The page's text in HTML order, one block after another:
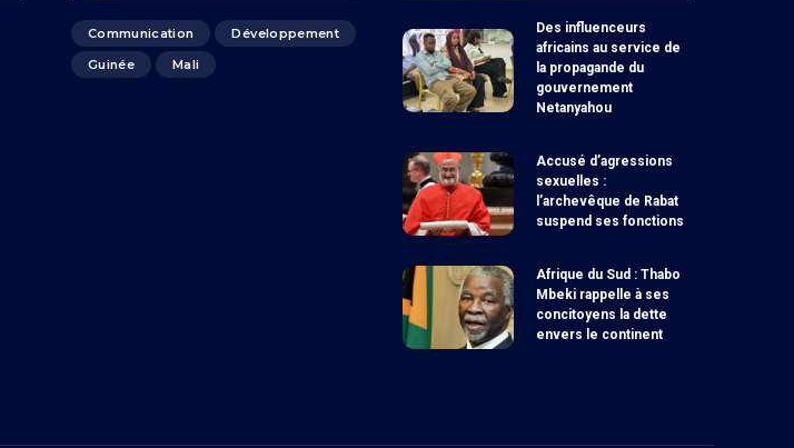
Communication
Développement
Guinée
Mali
Des influenceurs
africains au service de
la propagande du
gouvernement
Netanyahou
Accusé d’agressions
sexuelles :
l’archevêque de Rabat
suspend ses fonctions
Afrique du Sud : Thabo
Mbeki rappelle à ses
concitoyens la dette
envers le continent